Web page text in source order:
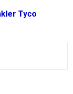
Tyco